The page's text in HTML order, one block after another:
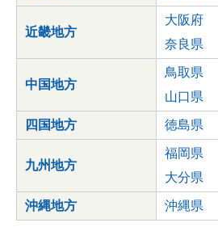
近畿地方
大阪府
奈良県
中国地方
鳥取県
山口県
四国地方 徳島県
九州地方
福岡県
大分県
沖縄地方 沖縄県